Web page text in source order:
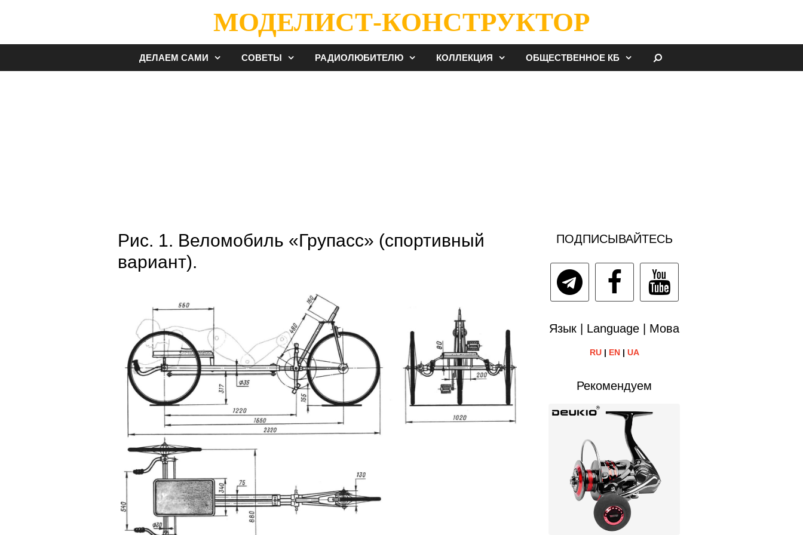
МОДЕЛИСТ-КОНСТРУКТОР
ДЕЛАЕМ САМИ СОВЕТЫ РАДИОЛЮБИТЕЛЮ КОЛЛЕКЦИЯ ОБЩЕСТВЕННОЕ КБ
Рис. 1. Веломобиль «Групасс» (спортивный
вариант).
ПОДПИСЫВАЙТЕСЬ
Язык | Language | Мова
RU| EN| UA
Рекомендуем